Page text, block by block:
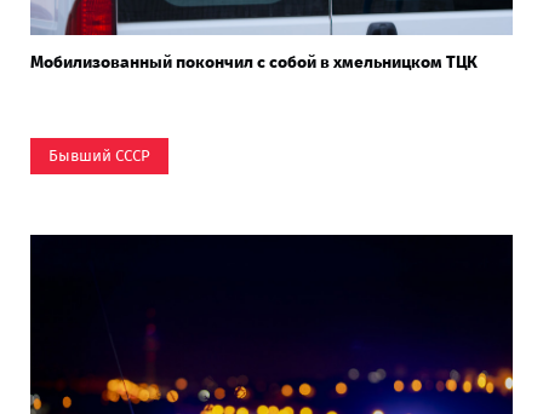
Мобилизованный покончил с собой в хмельницком ТЦК
Бывший СССР